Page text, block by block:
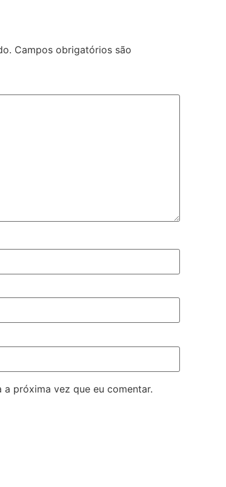
Campos obrigatórios são
próxima vez que eu comentar.